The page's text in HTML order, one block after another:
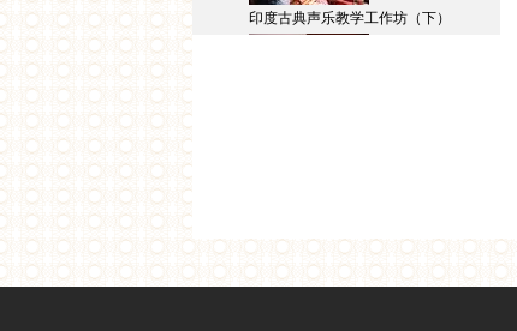
印度古典声乐教学工作坊（下）